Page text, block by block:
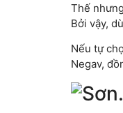
Thế
Bởi vậy,
Nếu tự
Negav,